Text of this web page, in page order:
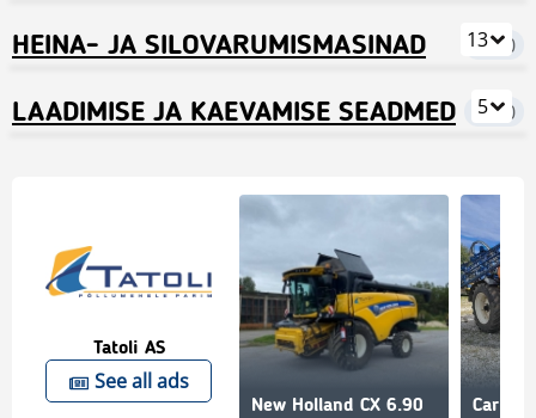
HEINA- JA SILOVARUMISMASINAD 9010
13
LAADIMISE JA KAEVAMISE SEADMED 3260
5
Tatoli AS
See all ads
New Holland CX 6.90